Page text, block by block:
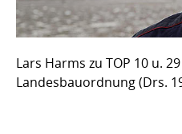
Lars Harms zu TOP 10 u.
Landesbauordnung (Drs.